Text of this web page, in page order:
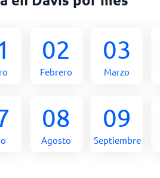
02
Febrero
03
Marzo
08
Agosto
09
Septiembre